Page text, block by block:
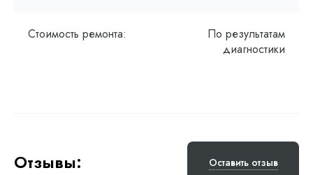
Стоимость ремонта:
По результатам
диагностики
Отзывы: Оставить отзыв